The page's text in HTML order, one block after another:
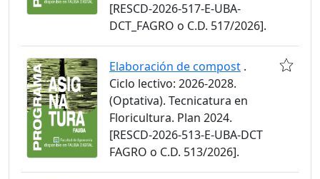
[RESCD-2026-517-E-UBA-
DCT_FAGRO o C.D. 517/2026].
Elaboración de compost .
Ciclo lectivo: 2026-2028.
(Optativa). Tecnicatura en
Floricultura. Plan 2024.
[RESCD-2026-513-E-UBA-DCT
FAGRO o C.D. 513/2026].